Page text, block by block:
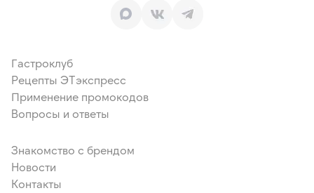
Гастроклуб
Рецепты ЭТэкспресс
Применение промокодов
Вопросы и ответы
Знакомство с брендом
Новости
Контакты